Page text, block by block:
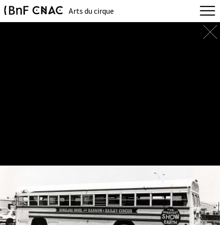
Arts du cirque